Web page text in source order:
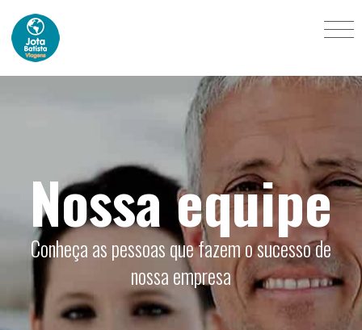
Nossa equipe
Conheça as pessoas que fazem o sucesso de
nossa empresa